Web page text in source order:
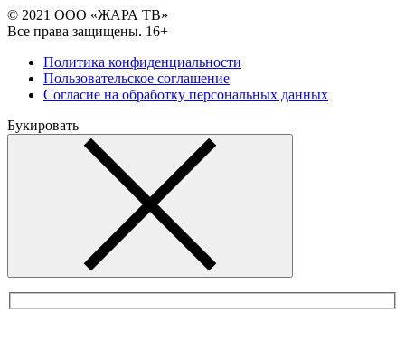
© 2021 ООО «ЖАРА ТВ»
Все права защищены. 16+
Политика конфиденциальности
Пользовательское соглашение
Согласие на обработку персональных данных
Букировать